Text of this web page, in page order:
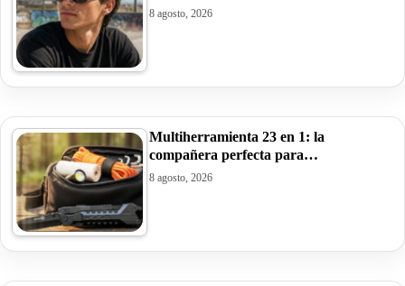
8 agosto, 2026
Multiherramienta 23 en 1: la
compañera perfecta para…
8 agosto, 2026